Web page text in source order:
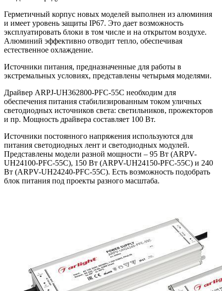
Герметичный корпус новых моделей выполнен из алюминия
и имеет уровень защиты IP67. Это дает возможность
эксплуатировать блоки в том числе и на открытом воздухе.
Алюминий эффективно отводит тепло, обеспечивая
естественное охлаждение.
Источники питания, предназначенные для работы в
экстремальных условиях, представлены четырьмя моделями.
Драйвер ARPJ-UH362800-PFC-55C необходим для
обеспечения питания стабилизированным током уличных
светодиодных источников света: светильников, прожекторов
и пр. Мощность драйвера составляет 100 Вт.
Источники постоянного напряжения используются для
питания светодиодных лент и светодиодных модулей.
Представлены модели разной мощности – 95 Вт (ARPV-
UH24100-PFC-55C), 150 Вт (ARPV-UH24150-PFC-55C) и 240
Вт (ARPV-UH24240-PFC-55C). Есть возможность подобрать
блок питания под проекты разного масштаба.